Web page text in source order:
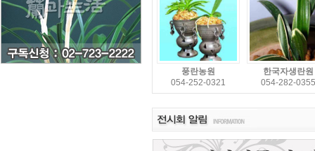
풍란농원
054-252-0321
한국자생란원
054-282-0355